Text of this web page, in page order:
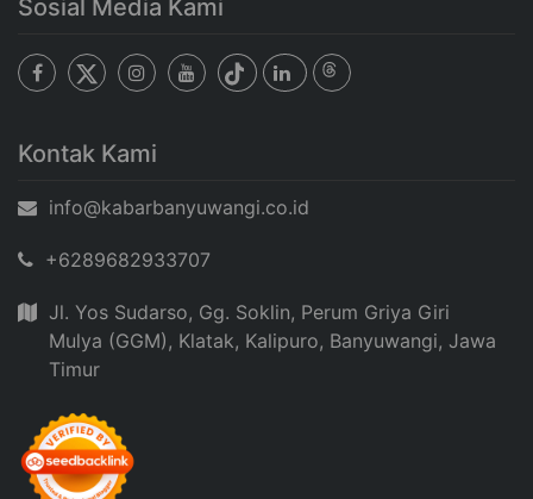
Sosial Media Kami
Kontak Kami
info@kabarbanyuwangi.co.id
+6289682933707
Jl. Yos Sudarso, Gg. Soklin, Perum Griya Giri
Mulya (GGM), Klatak, Kalipuro, Banyuwangi, Jawa
Timur